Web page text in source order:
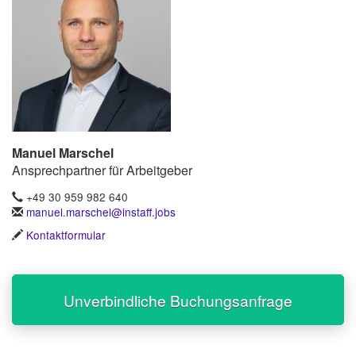
Manuel Marschel
Ansprechpartner für Arbeitgeber
+49 30 959 982 640
manuel.marschel@instaff.jobs
Kontaktformular
Unverbindliche Buchungsanfrage